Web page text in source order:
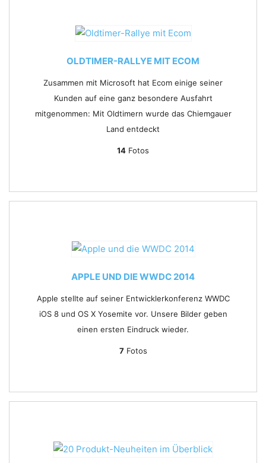
OLDTIMER-RALLYE MIT ECOM
Zusammen mit Microsoft hat Ecom einige seiner
Kunden auf eine ganz besondere Ausfahrt
mitgenommen: Mit Oldtimern wurde das Chiemgauer
Land entdeckt
14 Fotos
APPLE UND DIE WWDC 2014
Apple stellte auf seiner Entwicklerkonferenz WWDC
iOS 8 und OS X Yosemite vor. Unsere Bilder geben
einen ersten Eindruck wieder.
7Fotos